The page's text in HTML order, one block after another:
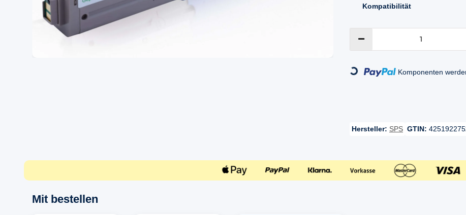
Kompatibilität
Loading... Komponenten
Hersteller: SPS GTIN:
Mit bestellen